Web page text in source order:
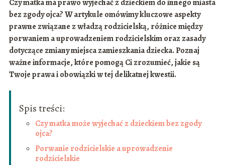
Czy matka ma prawo wyjechać z dzieckiem do innego miasta
bez zgody ojca? W artykule omówimy kluczowe aspekty
prawne związane z władzą rodzicielską, różnice między
porwaniem a uprowadzeniem rodzicielskim oraz zasady
dotyczące zmiany miejsca zamieszkania dziecka. Poznaj
ważne informacje, które pomogą Ci zrozumieć, jakie są
Twoje prawa i obowiązki w tej delikatnej kwestii.
Spis treści:
Czy matka może wyjechać z dzieckiem bez zgody
ojca?
Porwanie rodzicielskie a uprowadzenie
rodzicielskie